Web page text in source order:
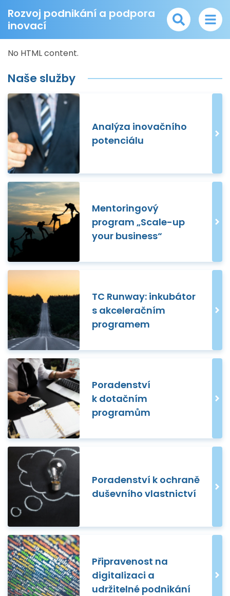
Rozvoj podnikání a podpora
inovací
No HTML content.
Naše služby
Analýza inovačního
potenciálu
Mentoringový
program „Scale-up
your business“
TC Runway: inkubátor
s akceleračním
programem
Poradenství
k dotačním
programům
Poradenství k ochraně
duševního vlastnictví
Připravenost na
digitalizaci a
udržitelné podnikání